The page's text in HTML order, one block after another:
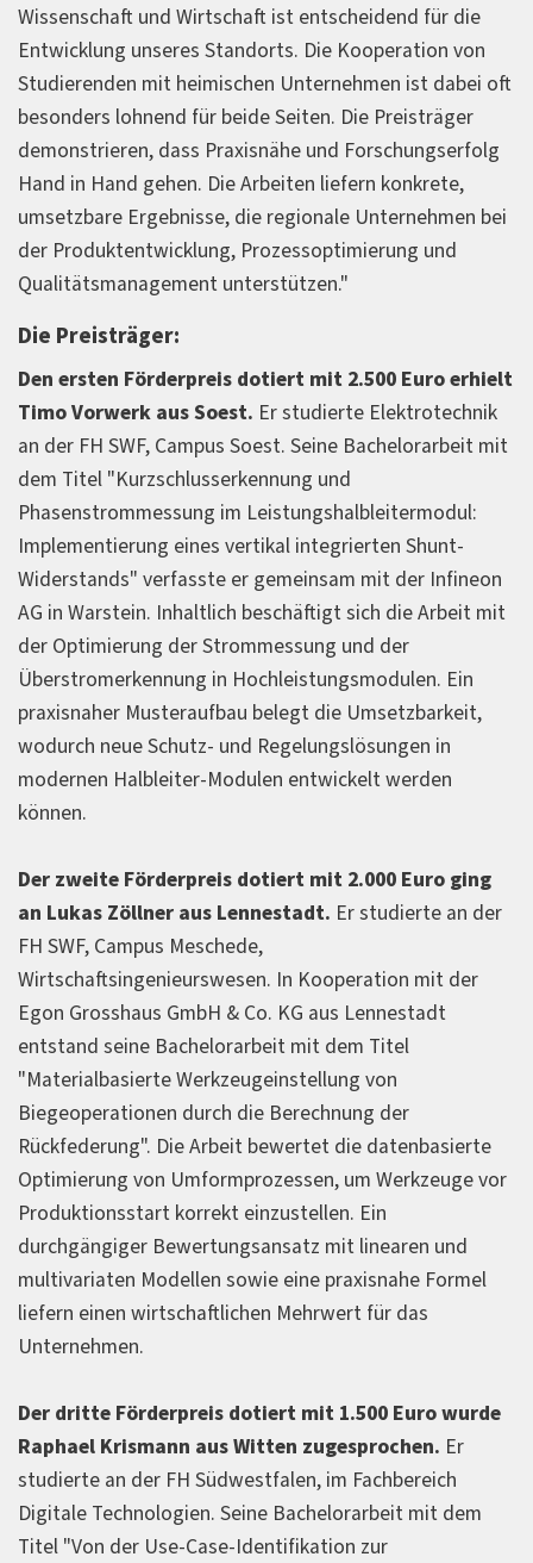
Wissenschaft und Wirtschaft ist entscheidend für die
Entwicklung unseres Standorts. Die Kooperation von
Studierenden mit heimischen Unternehmen ist dabei oft
besonders lohnend für beide Seiten. Die Preisträger
demonstrieren, dass Praxisnähe und Forschungserfolg
Hand in Hand gehen. Die Arbeiten liefern konkrete,
umsetzbare Ergebnisse, die regionale Unternehmen bei
der Produktentwicklung, Prozessoptimierung und
Qualitätsmanagement unterstützen."
Die Preisträger:
Den ersten Förderpreis dotiert mit 2.500 Euro erhielt
Timo Vorwerk aus Soest. Er studierte Elektrotechnik
an der FH SWF, Campus Soest. Seine Bachelorarbeit mit
dem Titel "Kurzschlusserkennung und
Phasenstrommessung im Leistungshalbleitermodul:
Implementierung eines vertikal integrierten Shunt-
Widerstands" verfasste er gemeinsam mit der Infineon
AG in Warstein. Inhaltlich beschäftigt sich die Arbeit mit
der Optimierung der Strommessung und der
Überstromerkennung in Hochleistungsmodulen. Ein
praxisnaher Musteraufbau belegt die Umsetzbarkeit,
wodurch neue Schutz- und Regelungslösungen in
modernen Halbleiter-Modulen entwickelt werden
können.
Der zweite Förderpreis dotiert mit 2.000 Euro ging
an Lukas Zöllner aus Lennestadt. Er studierte an der
FH SWF, Campus Meschede,
Wirtschaftsingenieurswesen. In Kooperation mit der
Egon Grosshaus GmbH & Co. KG aus Lennestadt
entstand seine Bachelorarbeit mit dem Titel
"Materialbasierte Werkzeugeinstellung von
Biegeoperationen durch die Berechnung der
Rückfederung". Die Arbeit bewertet die datenbasierte
Optimierung von Umformprozessen, um Werkzeuge vor
Produktionsstart korrekt einzustellen. Ein
durchgängiger Bewertungsansatz mit linearen und
multivariaten Modellen sowie eine praxisnahe Formel
liefern einen wirtschaftlichen Mehrwert für das
Unternehmen.
Der dritte Förderpreis dotiert mit 1.500 Euro wurde
Raphael Krismann aus Witten zugesprochen. Er
studierte an der FH Südwestfalen, im Fachbereich
Digitale Technologien. Seine Bachelorarbeit mit dem
Titel "Von der Use-Case-Identifikation zur